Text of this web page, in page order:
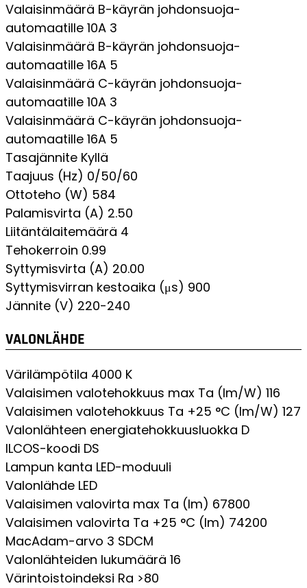
Valaisinmäärä B-käyrän johdonsuoja-
automaatille 10A 3
Valaisinmäärä B-käyrän johdonsuoja-
automaatille 16A 5
Valaisinmäärä C-käyrän johdonsuoja-
automaatille 10A 3
Valaisinmäärä C-käyrän johdonsuoja-
automaatille 16A 5
Tasajännite Kyllä
Taajuus (Hz) 0/50/60
Ottoteho (W) 584
Palamisvirta (A) 2.50
Liitäntälaitemäärä 4
Tehokerroin 0.99
Syttymisvirta (A) 20.00
Syttymisvirran kestoaika (μs) 900
Jännite (V) 220-240
VALONLÄHDE
Värilämpötila 4000 K
Valaisimen valotehokkuus max Ta (lm/W) 116
Valaisimen valotehokkuus Ta +25 °C (lm/W) 127
Valonlähteen energiatehokkuusluokka D
ILCOS-koodi DS
Lampun kanta LED-moduuli
Valonlähde LED
Valaisimen valovirta max Ta (lm) 67800
Valaisimen valovirta Ta +25 °C (lm) 74200
MacAdam-arvo 3 SDCM
Valonlähteiden lukumäärä 16
Värintoistoindeksi Ra >80